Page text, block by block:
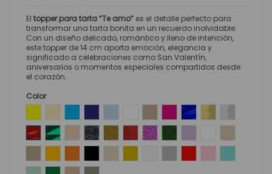
El topper para tarta “Te amo” es el detalle perfecto para
transformar una tarta bonita en un recuerdo inolvidable.
Con un diseño delicado, romántico y lleno de intención,
este topper de 14 cm aporta emoción, elegancia y
significado a celebraciones como San Valentín,
aniversarios o momentos especiales compartidos desde
el corazón.
Color
FucsiaEfecto espejo azul
Efecto espejo Oro
Efecto espejo Rojo
Efecto espejo verde
Efecto espejo oro rosado
Glitter Negro
Glitter OroGlitter Rojo
Glitter RosaGlitter Verde